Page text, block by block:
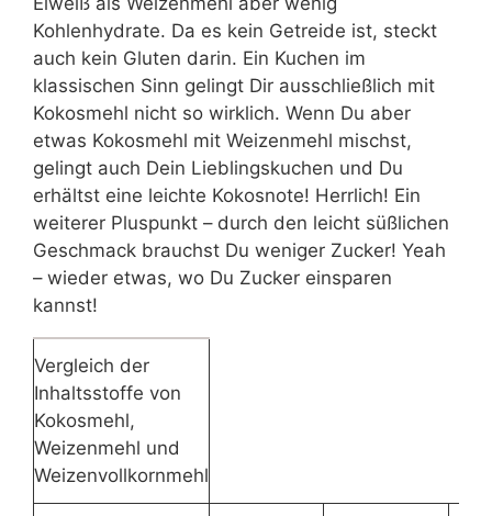
Kohlenhydrate. Da es kein Getreide ist, steckt
auch kein Gluten darin. Ein Kuchen im
klassischen Sinn gelingt Dir ausschließlich mit
Kokosmehl nicht so wirklich. Wenn Du aber
etwas Kokosmehl mit Weizenmehl mischst,
gelingt auch Dein Lieblingskuchen und Du
erhältst eine leichte Kokosnote! Herrlich! Ein
weiterer Pluspunkt – durch den leicht süßlichen
Geschmack brauchst Du weniger Zucker! Yeah
– wieder etwas, wo Du Zucker einsparen
kannst!
Vergleich der
Inhaltsstoffe von
Kokosmehl,
Weizenmehl und
Weizenvollkornmehl